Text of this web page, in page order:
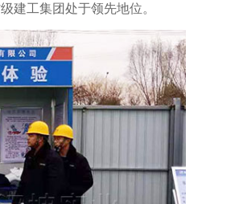
建工集团处于领先地位。